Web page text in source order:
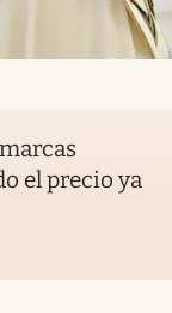
el precio ya